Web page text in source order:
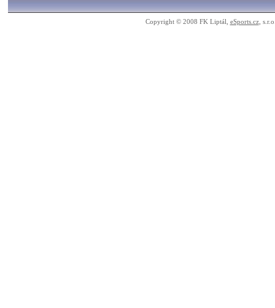
Copyright © 2008 FK Liptál, eSports.cz,